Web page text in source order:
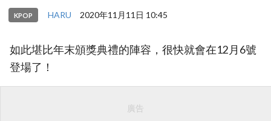
KPOP HARU 2020年11月11日 10:45
如此堪比年末頒獎典禮的陣容，很快就會在12月6號
登場了！
廣告